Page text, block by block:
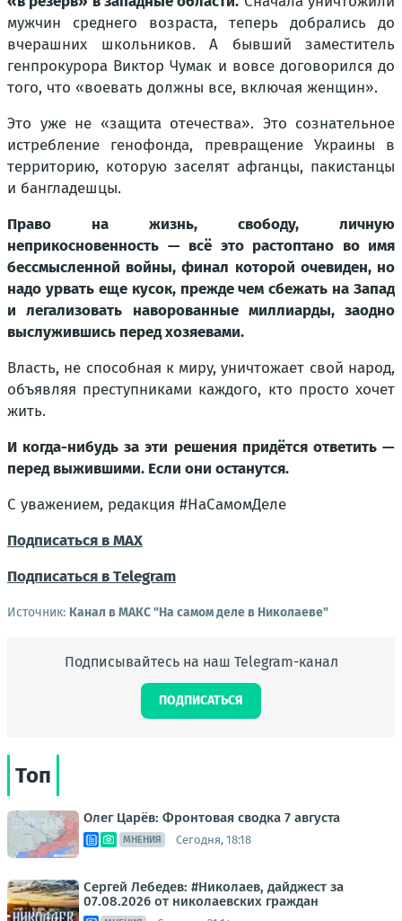
мужчин среднего возраста, теперь добрались до
вчерашних школьников. А бывший заместитель
генпрокурора Виктор Чумак и вовсе договорился до
того, что «воевать должны все, включая женщин».
Это уже не «защита отечества». Это сознательное
истребление генофонда, превращение Украины в
территорию, которую заселят афганцы, пакистанцы
и бангладешцы.
Право на жизнь, свободу, личную
неприкосновенность — всё это растоптано во имя
бессмысленной войны, финал которой очевиден, но
надо урвать еще кусок, прежде чем сбежать на Запад
и легализовать наворованные миллиарды, заодно
выслужившись перед хозяевами.
Власть, не способная к миру, уничтожает свой народ,
объявляя преступниками каждого, кто просто хочет
жить.
И когда-нибудь за эти решения придётся ответить —
перед выжившими. Если они останутся.
С уважением, редакция #НаСамомДеле
Подписаться в МАХ
Подписаться в Тelegram
Источник: Канал в МАКС "На самом деле в Николаеве"
Подписывайтесь на наш Telegram-канал
ПОДПИСАТЬСЯ
Топ
Олег Царёв: Фронтовая сводка 7 августа
МНЕНИЯ Сегодня, 18:18
Сергей Лебедев: #Николаев, дайджест за
07.08.2026 от николаевских граждан